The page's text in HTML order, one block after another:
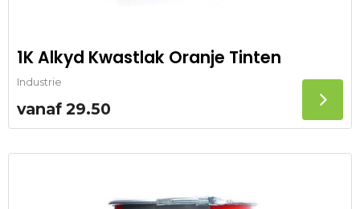
1K Alkyd Kwastlak Oranje Tinten
Industrie
vanaf 29.50